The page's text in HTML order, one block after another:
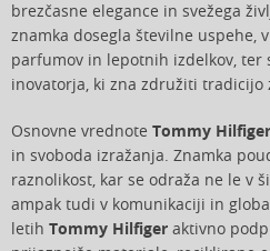
brezčasne elegance in svežega
znamka dosegla številne uspehe,
parfumov in lepotnih izdelkov, ter
inovatorja, ki zna združiti
Osnovne vrednote Tommy Hilfiger
in svoboda izražanja. Znamka
raznolikost, kar se odraža ne le v
ampak tudi v komunikaciji in
letih Tommy Hilfiger aktivno